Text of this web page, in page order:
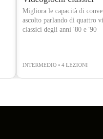
Migliora le capacità di
ascolto parlando di quattro
classici degli anni '80 e '90
INTERMEDIO • 4 LEZIONI